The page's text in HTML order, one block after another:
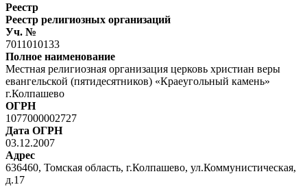
Реестр
Реестр религиозных организаций
Уч. №
7011010133
Полное наименование
Местная религиозная организация церковь христиан веры
евангельской (пятидесятников) «Краеугольный камень»
г.Колпашево
ОГРН
1077000002727
Дата ОГРН
03.12.2007
Адрес
636460, Томская область, г.Колпашево, ул.Коммунистическая,
д.17